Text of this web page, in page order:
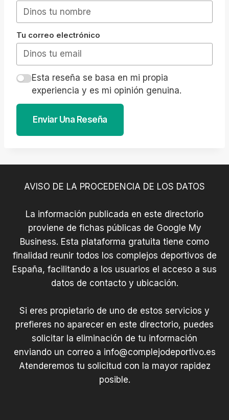
Tu correo electrónico
Esta reseña se basa en mi propia
experiencia y es mi opinión genuina.
Enviar Una Reseña
AVISO DE LA PROCEDENCIA DE LOS DATOS
La información publicada en este directorio
proviene de fichas públicas de Google My
Business. Esta plataforma gratuita tiene como
finalidad reunir todos los complejos deportivos de
España, facilitando a los usuarios el acceso a sus
datos de contacto y ubicación.
Si eres propietario de uno de estos servicios y
prefieres no aparecer en este directorio, puedes
solicitar la eliminación de tu información
enviando un correo a info@complejodeportivo.es
Atenderemos tu solicitud con la mayor rapidez
posible.